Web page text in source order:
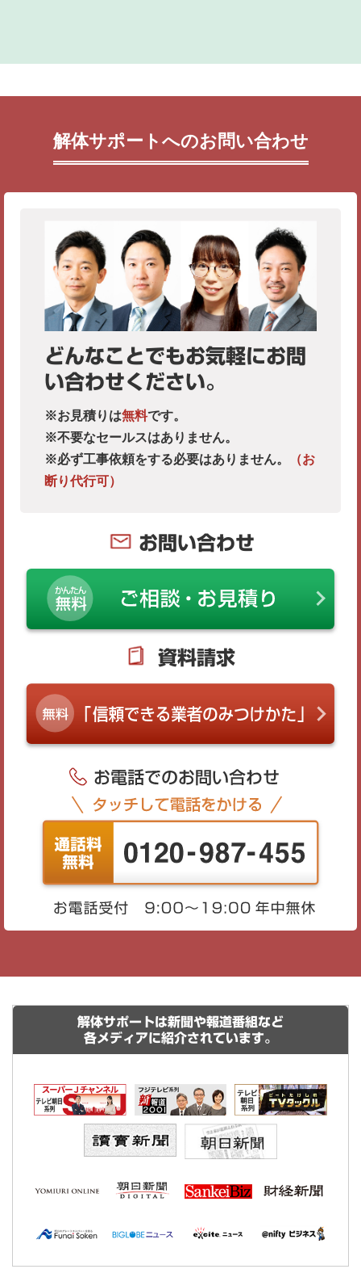
解体サポートへのお問い合わせ
どんなことでもお気軽にお問
い合わせください。
※お見積りは無料です。
※不要なセールスはありません。
※必ず工事依頼をする必要はありません。
（お
断り代行可）
お問い合わせ
資料請求
解体サポートは新聞や報道番組など
各メディアに紹介されています。